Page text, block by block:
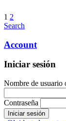
1 2
Search
Account
Iniciar sesión
Nombre de usuario
Contraseña